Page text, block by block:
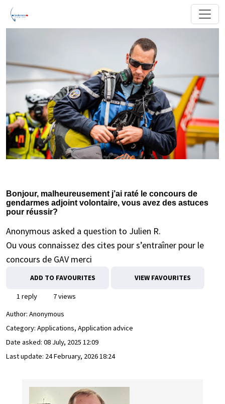
Bonjour, malheureusement j’ai raté le concours de
gendarmes adjoint volontaire, vous avez des astuces
pour réussir?
Anonymous asked a question to Julien R.
Ou vous connaissez des cites pour s’entraîner pour le
concours de GAV merci
ADD TO FAVOURITES VIEW FAVOURITES
1 reply
7 views
Author: Anonymous
Category: Applications, Application advice
Date asked: 08 July, 2025 12:09
Last update: 24 February, 2026 18:24